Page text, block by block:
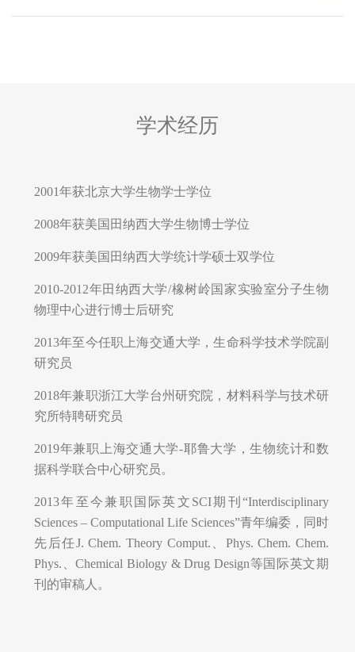
学术经历
2001年获北京大学生物学士学位
2008年获美国田纳西大学生物博士学位
2009年获美国田纳西大学统计学硕士双学位
2010-2012年田纳西大学/橡树岭国家实验室分子生物
物理中心进行博士后研究
2013年至今任职上海交通大学，生命科学技术学院副
研究员
2018年兼职浙江大学台州研究院，材料科学与技术研
究所特聘研究员
2019年兼职上海交通大学-耶鲁大学，生物统计和数
据科学联合中心研究员。
2013年至今兼职国际英文SCI期刊“Interdisciplinary
Sciences – Computational Life Sciences”青年编委，同时
先后任J. Chem. Theory Comput.、Phys. Chem. Chem.
Phys.、Chemical Biology & Drug Design等国际英文期
刊的审稿人。